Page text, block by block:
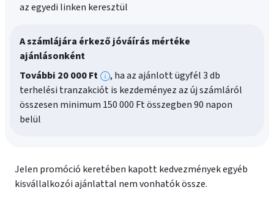
az egyedi linken keresztül
A számlájára érkező jóváírás mértéke
ajánlásonként
További 20000Ft
További
információk
, ha az ajánlott ügyfél 3 db
terhelési tranzakciót is kezdeményez az új számláról
összesen minimum 150 000 Ft összegben 90 napon
belül
Jelen promóció keretében kapott kedvezmények egyéb
kisvállalkozói ajánlattal nem vonhatók össze.